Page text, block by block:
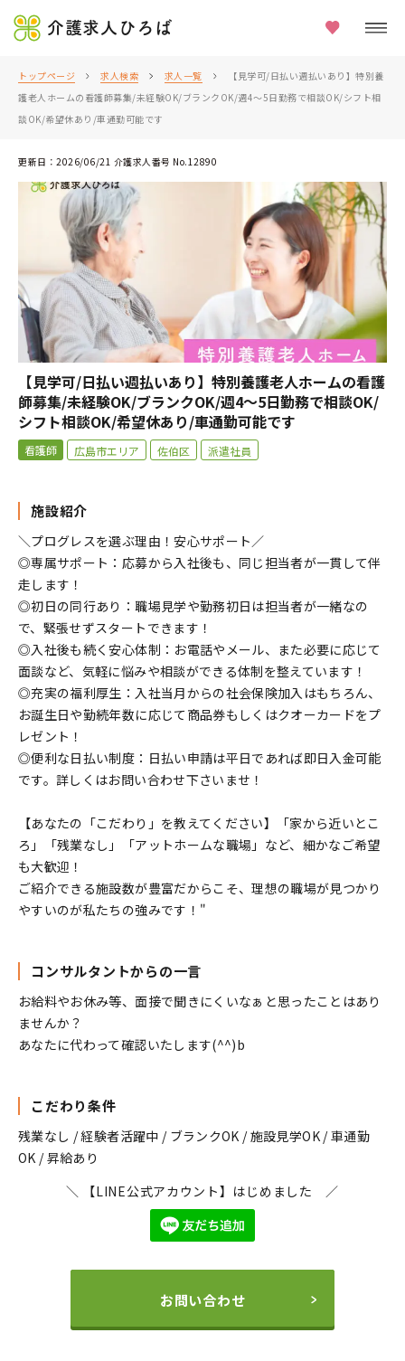
介護求人ひろば
トップページ 求人検索 求人一覧
【見学可/日払い週払いあり】特別養
護老人ホームの看護師募集/未経験OK/ブランクOK/週4～5日勤務で相談OK/シフト相
談OK/希望休あり/車通勤可能です
更新日：2026/06/21 介護求人番号 No.12890
【見学可/日払い週払いあり】特別養護老人ホームの看護
師募集/未経験OK/ブランクOK/週4～5日勤務で相談OK/
シフト相談OK/希望休あり/車通勤可能です
看護師 広島市エリア 佐伯区 派遣社員
施設紹介
＼プログレスを選ぶ理由！安心サポート／
◎専属サポート：応募から入社後も、同じ担当者が一貫して伴
走します！
◎初日の同行あり：職場見学や勤務初日は担当者が一緒なの
で、緊張せずスタートできます！
◎入社後も続く安心体制：お電話やメール、また必要に応じて
面談など、気軽に悩みや相談ができる体制を整えています！
◎充実の福利厚生：入社当月からの社会保険加入はもちろん、
お誕生日や勤続年数に応じて商品券もしくはクオーカードをプ
レゼント！
◎便利な日払い制度：日払い申請は平日であれば即日入金可能
です。詳しくはお問い合わせ下さいませ！
【あなたの「こだわり」を教えてください】「家から近いとこ
ろ」「残業なし」「アットホームな職場」など、細かなご希望
も大歓迎！
ご紹介できる施設数が豊富だからこそ、理想の職場が見つかり
やすいのが私たちの強みです！"
コンサルタントからの一言
お給料やお休み等、面接で聞きにくいなぁと思ったことはあり
ませんか？
あなたに代わって確認いたします(^^)b
こだわり条件
残業なし / 経験者活躍中 / ブランクOK / 施設見学OK / 車通勤
OK / 昇給あり
＼ 【LINE公式アカウント】はじめました ／
お問い合わせ